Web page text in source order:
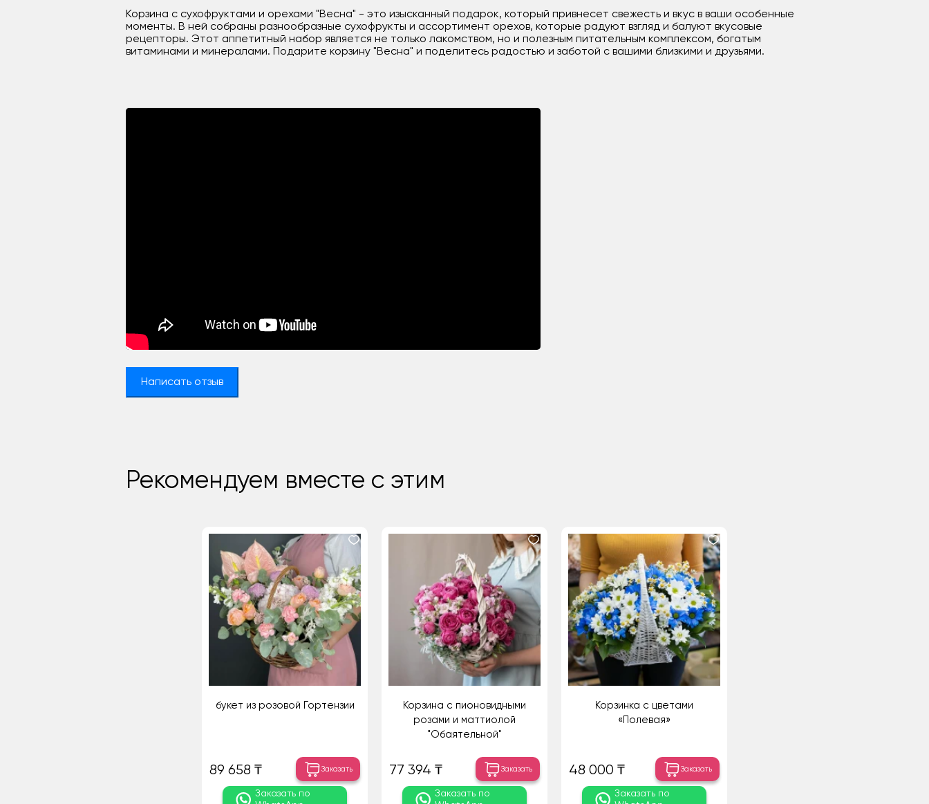
Корзина с сухофруктами и орехами "Весна" - это изысканный подарок, который привнесет свежесть и вкус в ваши особенные
моменты. В ней собраны разнообразные сухофрукты и ассортимент орехов, которые радуют взгляд и балуют вкусовые
рецепторы. Этот аппетитный набор является не только лакомством, но и полезным питательным комплексом, богатым
витаминами и минералами. Подарите корзину "Весна" и поделитесь радостью и заботой с вашими близкими и друзьями.
Написать отзыв
Рекомендуем вместе с этим
букет из розовой Гортензии
89 658 ₸ Заказать
Заказать по
Корзина с пионовидными
розами и маттиолой
"Обаятельной"
77 394 ₸ Заказать
Заказать по
Корзинка с цветами
«Полевая»
48 000 ₸ Заказать
Заказать по